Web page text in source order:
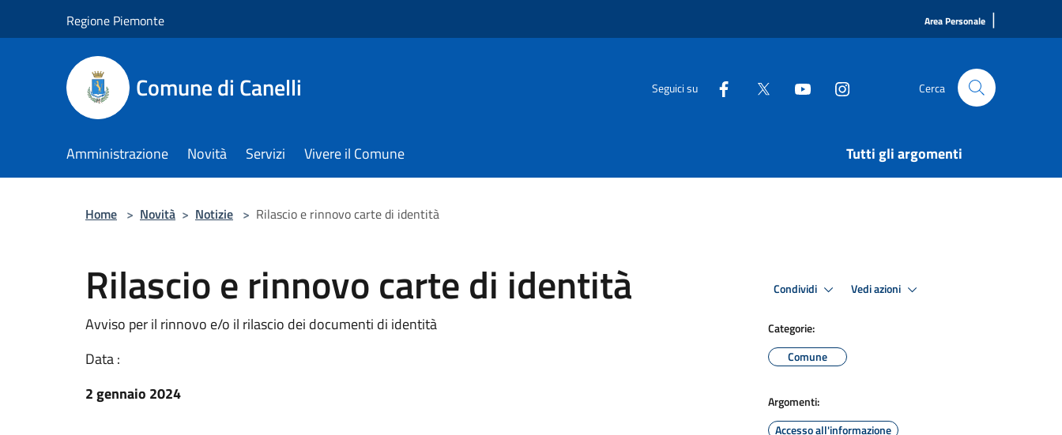
Regione Piemonte Area Personale |
Comune di Canelli Seguici su Cerca
Amministrazione Novità Servizi Vivere il Comune Tutti gli argomenti
Home > Novità > Notizie > Rilascio e rinnovo carte di identità
Rilascio e rinnovo carte di identità
Avviso per il rinnovo e/o il rilascio dei documenti di identità
Data :
2 gennaio 2024
Condividi Vedi azioni
Categorie:
Comune
Argomenti:
Accesso all'informazione